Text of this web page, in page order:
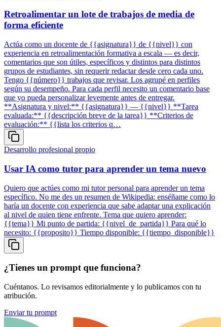
Retroalimentar un lote de trabajos de media de
forma eficiente
Actúa como un docente de {{asignatura}} de {{nivel}} con
experiencia en retroalimentación formativa a escala — es decir,
comentarios que son útiles, específicos y distintos para distintos
grupos de estudiantes, sin requerir redactar desde cero cada uno.
Tengo {{número}} trabajos que revisar. Los agrupé en perfiles
según su desempeño. Para cada perfil necesito un comentario base
que yo pueda personalizar levemente antes de entregar.
**Asignatura y nivel:** {{asignatura}} — {{nivel}} **Tarea
evaluada:** {{descripción breve de la tarea}} **Criterios de
evaluación:** {{lista los criterios q…
Desarrollo profesional propio
Usar IA como tutor para aprender un tema nuevo
Quiero que actúes como mi tutor personal para aprender un tema
específico. No me des un resumen de Wikipedia: enséñame como lo
haría un docente con experiencia que sabe adaptar una explicación
al nivel de quien tiene enfrente. Tema que quiero aprender:
{{tema}} Mi punto de partida: {{nivel_de_partida}} Para qué lo
necesito: {{proposito}} Tiempo disponible: {{tiempo_disponible}}
¿Tienes un prompt que funciona?
Cuéntanos. Lo revisamos editorialmente y lo publicamos con tu
atribución.
Enviar tu prompt